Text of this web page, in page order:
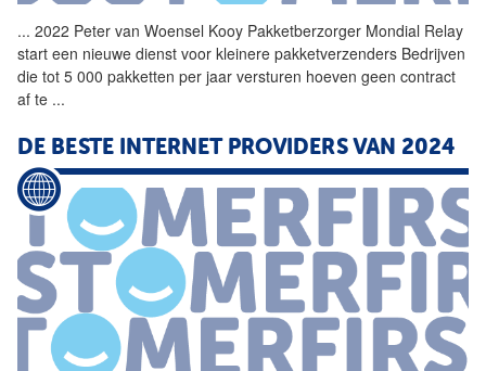
... 2022 Peter van Woensel Kooy Pakketberzorger Mondial Relay
start een nieuwe dienst voor kleinere pakketverzenders Bedrijven
die tot 5 000 pakketten per jaar versturen hoeven geen contract
af te ...
DE BESTE INTERNET PROVIDERS VAN 2024